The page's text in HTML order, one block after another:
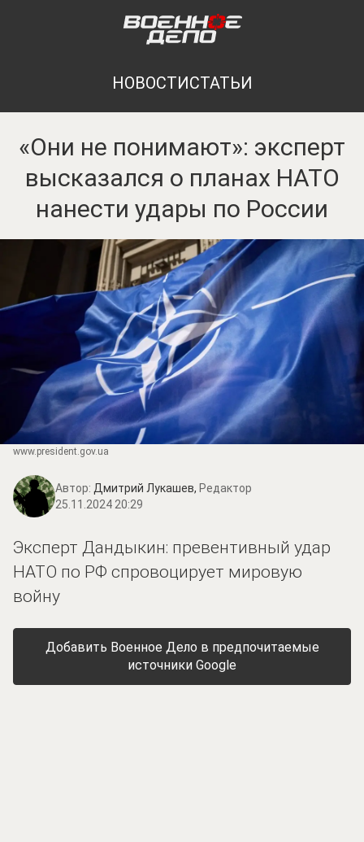
НОВОСТИСТАТЬИ
«Они не понимают»: эксперт
высказался о планах НАТО
нанести удары по России
www.prеsidеnt.gоv.uа
Автор: Дмитрий Лукашев, Редактор
25.11.2024 20:29
Эксперт Дандыкин: превентивный удар
НАТО по РФ спровоцирует мировую
войну
Добавить Военное Дело в предпочитаемые
источники Google